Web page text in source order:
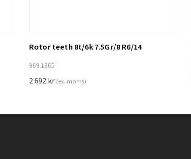
Lägg till i varukorg
Rotor teeth 8t/6k 7.5Gr/8 R6/14
969.1865
2 692kr (ex. moms)